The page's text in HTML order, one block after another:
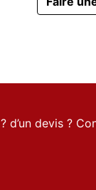
? d’un devis ?